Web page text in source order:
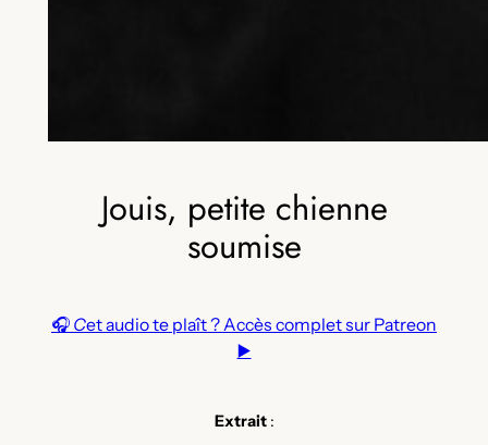
Jouis, petite chienne
soumise
🎧 Cet audio te plaît ? Accès complet sur Patreon
▶️
Extrait: